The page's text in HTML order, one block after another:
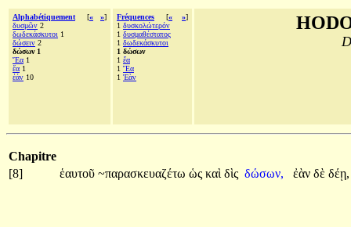
Alphabétiquement [« »]
δυσμῶν 2
δωδεκάσκυτοι 1
δώσειν 2
δώσων 1
Ἔα 1
ἔα 1
ἐάν 10
Fréquences [« »]
1 δυσκολώτερόν
1 δυσμαθέστατος
1 δωδεκάσκυτοι
1 δώσων
1 ἔα
1 Ἔα
1 Ἐὰν
Chapitre
[8]
ἑαυτοῦ ~παρασκευαζέτω ὡς καὶ δὶς δώσων, ἐὰν δὲ δέῃ,